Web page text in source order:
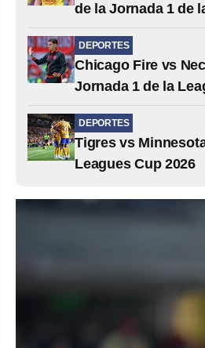
de la Jornada 1 de
DEPORTES
Chicago Fire vs
Jornada 1 de la
DEPORTES
Tigres vs
Leagues Cup 2026